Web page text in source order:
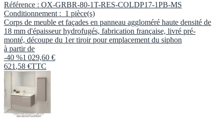
Référence : OX-GRBR-80-1T-RES-COLDP17-1PB-MS
Conditionnement : 1 pièce(s)
Corps de meuble et façades en panneau aggloméré haute densité de
18 mm d'épaisseur hydrofugés, fabrication française, livré pré-
monté, découpe du 1er tiroir pour emplacement du siphon
à partir de
-40 %1 029,60 €
621 ,58 €TTC